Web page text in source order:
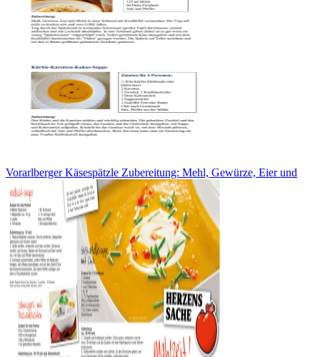
Vorarlberger Käsespätzle Zubereitung: Mehl, Gewürze, Eier und